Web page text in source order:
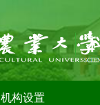
机构设置